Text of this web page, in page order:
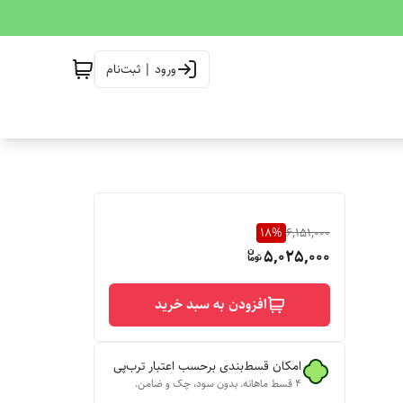
ورود | ثبت‌نام
6,151,000
18%
5,025,000
افزودن به سبد خرید
امکان قسط‌بندی برحسب اعتبار ترب‌پی
۴ قسط ماهانه. بدون سود، چک و ضامن.